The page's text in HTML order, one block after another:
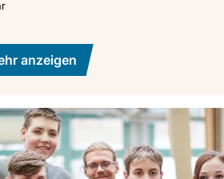
anzeigen